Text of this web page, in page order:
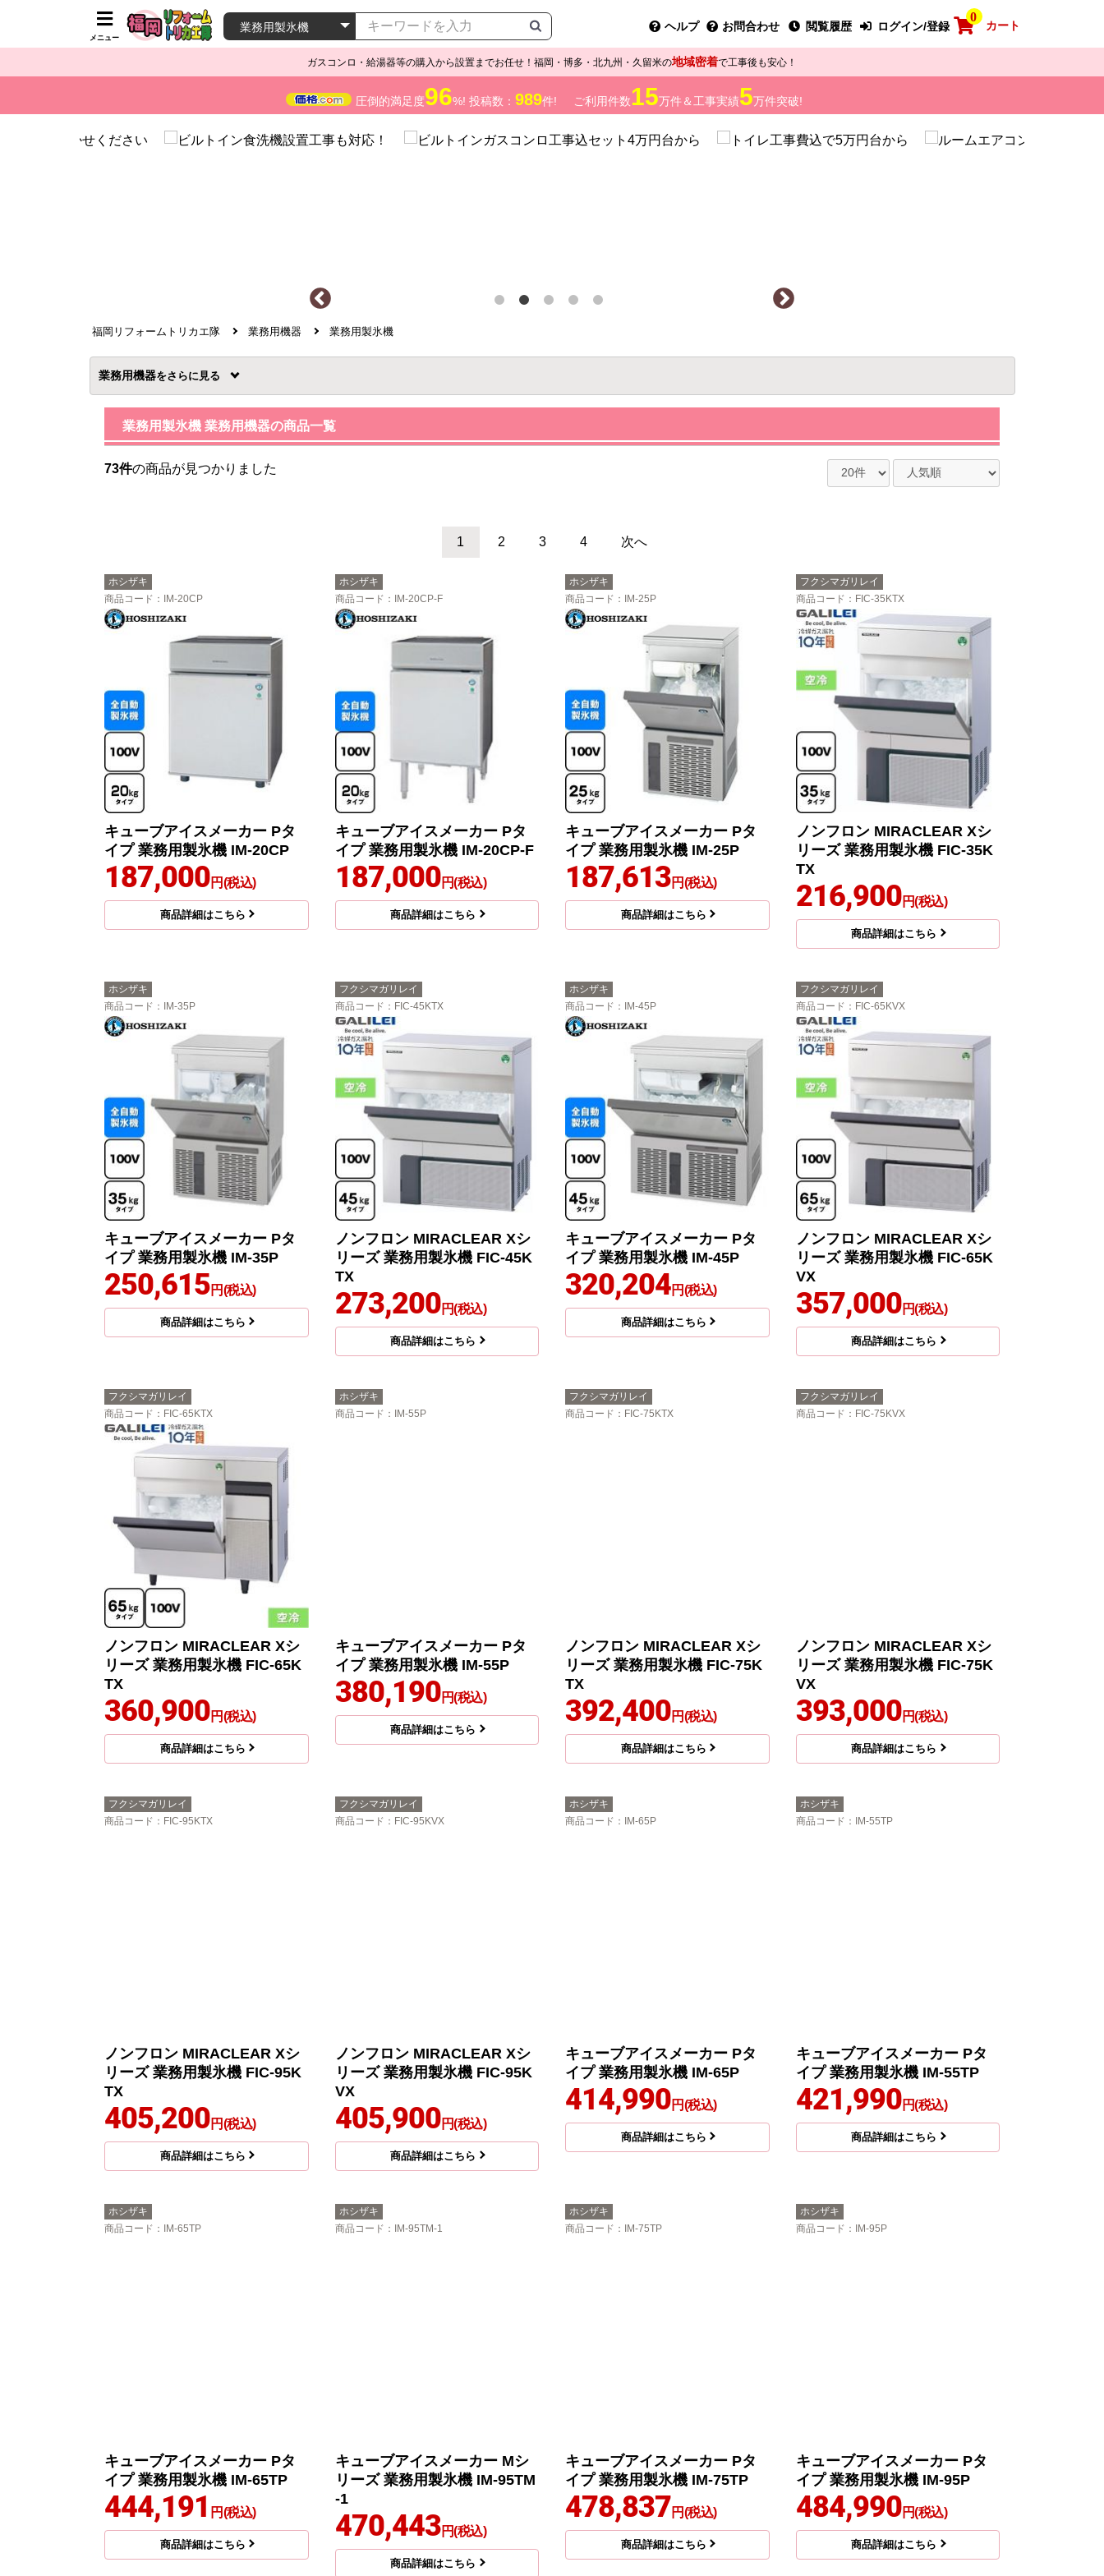
メニュー
ヘルプ お問合わせ 閲覧履歴 ログイン/登録
0
カート
ガスコンロ・給湯器等の購入から設置までお任せ！福岡・博多・北九州・久留米の地域密着で工事後も安心！
圧倒的満足度96%! 投稿数： 989件! ご利用件数15万件＆工事実績5万件突破!
福岡リフォームトリカエ隊 業務用機器 業務用製氷機
業務用機器を
業務用製氷機 業務用機器の商品一覧
73件の商品が見つかりました
1 2 3 4 次へ
ホシザキ
商品コード ：IM-20CP
キューブアイスメーカー Pタ
イプ 業務用製氷機 IM-20CP
187,000円(税込)
商品詳細はこちら
ホシザキ
商品コード ：IM-20CP-F
キューブアイスメーカー Pタ
イプ 業務用製氷機 IM-20CP-F
187,000円(税込)
商品詳細はこちら
ホシザキ
商品コード ：IM-25P
キューブアイスメーカー Pタ
イプ 業務用製氷機 IM-25P
187,613円(税込)
商品詳細はこちら
フクシマガリレイ
商品コード ：FIC-35KTX
ノンフロン MIRACLEAR Xシ
リーズ 業務用製氷機 FIC-35K
TX
216,900円(税込)
商品詳細はこちら
ホシザキ
商品コード ：IM-35P
キューブアイスメーカー Pタ
イプ 業務用製氷機 IM-35P
250,615円(税込)
商品詳細はこちら
フクシマガリレイ
商品コード ：FIC-45KTX
ノンフロン MIRACLEAR Xシ
リーズ 業務用製氷機 FIC-45K
TX
273,200円(税込)
商品詳細はこちら
ホシザキ
商品コード ：IM-45P
キューブアイスメーカー Pタ
イプ 業務用製氷機 IM-45P
320,204円(税込)
商品詳細はこちら
フクシマガリレイ
商品コード ：FIC-65KVX
ノンフロン MIRACLEAR Xシ
リーズ 業務用製氷機 FIC-65K
VX
357,000円(税込)
商品詳細はこちら
フクシマガリレイ
商品コード ：FIC-65KTX
ノンフロン MIRACLEAR Xシ
リーズ 業務用製氷機 FIC-65K
TX
360,900円(税込)
商品詳細はこちら
ホシザキ
商品コード ：IM-55P
キューブアイスメーカー Pタ
イプ 業務用製氷機 IM-55P
380,190円(税込)
商品詳細はこちら
フクシマガリレイ
商品コード ：FIC-75KTX
ノンフロン MIRACLEAR Xシ
リーズ 業務用製氷機 FIC-75K
TX
392,400円(税込)
商品詳細はこちら
フクシマガリレイ
商品コード ：FIC-75KVX
ノンフロン MIRACLEAR Xシ
リーズ 業務用製氷機 FIC-75K
VX
393,000円(税込)
商品詳細はこちら
フクシマガリレイ
商品コード ：FIC-95KTX
ノンフロン MIRACLEAR Xシ
リーズ 業務用製氷機 FIC-95K
TX
405,200円(税込)
商品詳細はこちら
フクシマガリレイ
商品コード ：FIC-95KVX
ノンフロン MIRACLEAR Xシ
リーズ 業務用製氷機 FIC-95K
VX
405,900円(税込)
商品詳細はこちら
ホシザキ
商品コード ：IM-65P
キューブアイスメーカー Pタ
イプ 業務用製氷機 IM-65P
414,990円(税込)
商品詳細はこちら
ホシザキ
商品コード ：IM-55TP
キューブアイスメーカー Pタ
イプ 業務用製氷機 IM-55TP
421,990円(税込)
商品詳細はこちら
ホシザキ
商品コード ：IM-65TP
キューブアイスメーカー Pタ
イプ 業務用製氷機 IM-65TP
444,191 円(税込)
商品詳細はこちら
ホシザキ
商品コード ：IM-95TM-1
キューブアイスメーカー Mシ
リーズ 業務用製氷機 IM-95TM
-1
470,443円(税込)
商品詳細はこちら
ホシザキ
商品コード ：IM-75TP
キューブアイスメーカー Pタ
イプ 業務用製氷機 IM-75TP
478,837円(税込)
商品詳細はこちら
ホシザキ
商品コード ：IM-95P
キューブアイスメーカー Pタ
イプ 業務用製氷機 IM-95P
484,990円(税込)
商品詳細はこちら